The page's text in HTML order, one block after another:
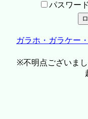
パスワー
ガラホ・ガラケー
※不明点ございま